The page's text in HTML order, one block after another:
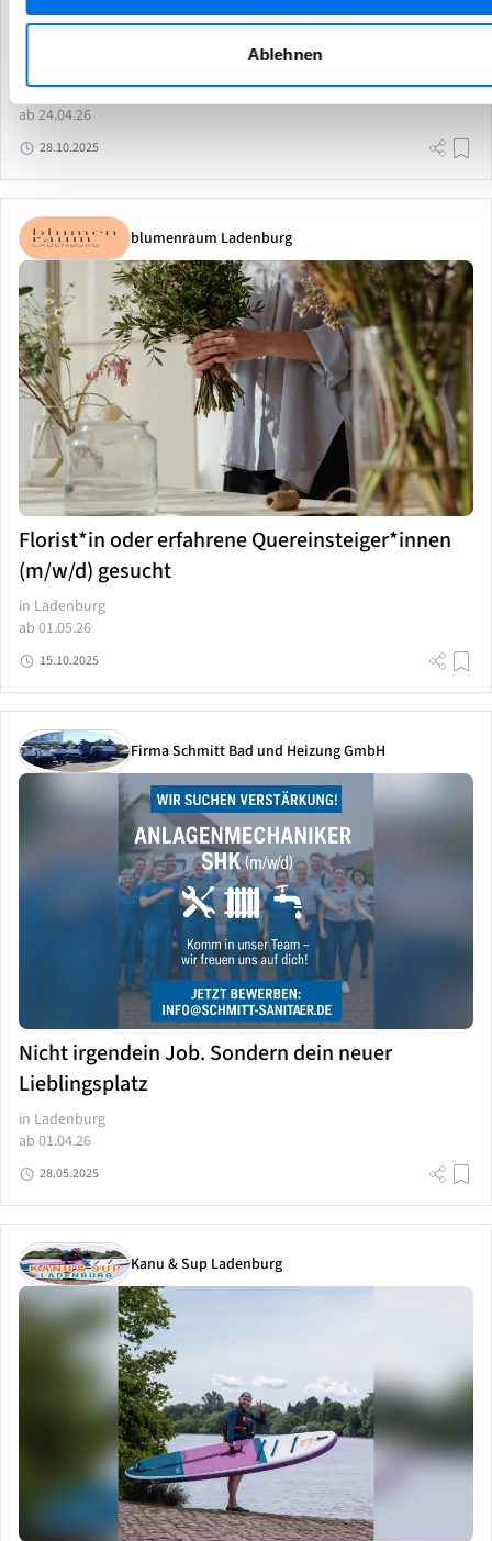
Ablehnen
Wir suchen Aushilfen für die Veterama in
in Ladenburg
ab 24.04.26
28.10.2025
blumenraum Ladenburg
Florist*in oder erfahrene Quereinsteiger*innen
(m/w/d) gesucht
in Ladenburg
ab 01.05.26
15.10.2025
Firma Schmitt Bad und Heizung GmbH
Nicht irgendein Job. Sondern dein neuer
Lieblingsplatz
in Ladenburg
ab 01.04.26
28.05.2025
Kanu & Sup Ladenburg